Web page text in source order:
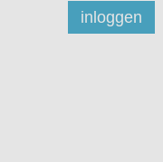
inloggen